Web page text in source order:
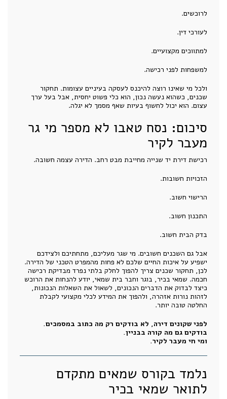
לרוכשים.
לעורכי דין.
למתווכים מקצועיים.
למשפחות לפני רכישה.
ולכל מי שאינו רוצה להיכנס לעסקה בעיניים עצומות. תחקור
שכנים, כשהוא נעשה נכון, הוא כלי פשוט יחסית, אבל בעל ערך
עצום. הוא יכול לחשוף בעיות שאף מסמך לא יגלה.
סיכום: נסח טאבו לא מספר מי גר
מעבר לקיר
רכישת דירת יד שנייה מחייבת מבט רחב. הדירה עצמה חשובה.
הזכויות חשובות.
הרישוי חשוב.
התכנון חשוב.
בדק הבית חשוב.
אבל גם השכנים חשובים. מי שגר מעליכם, מתחתיכם ולצידכם
ישפיע על איכות החיים שלכם לא פחות מהמפרט הטכני של הדירה.
לכן, תחקור שכנים צריך להפוך לחלק בלתי נפרד מבדיקת רכישה
חכמה. שמאי בכיר, בוגר וחבר בית שמאי, יודע להנחות את הרוכש
כיצד לבדוק את הדברים הנכונים, לשאול את השאלות הנכונות,
לזהות נורות אזהרה, ולהפוך את המידע לכלי מקצועי לקבלת
החלטה טובה יותר.
לפני שקונים דירה, לא בודקים רק מה כתוב במסמכים.
בודקים גם מה קורה בבניין.
ומי חי מעבר לקיר.
נלמד בקורס שמאים מתקדם
לתואר שמאי בכיר